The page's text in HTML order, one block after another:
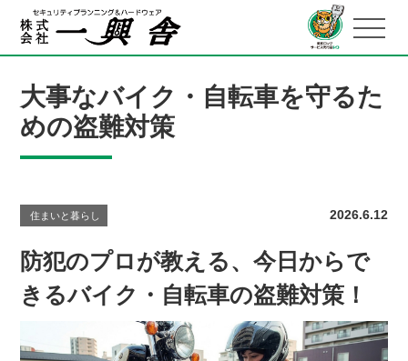
大事なバイク・自転車を守るた
めの盗難対策
住まいと暮らし 2026.6.12
防犯のプロが教える、今日からで
きるバイク・自転車の盗難対策！